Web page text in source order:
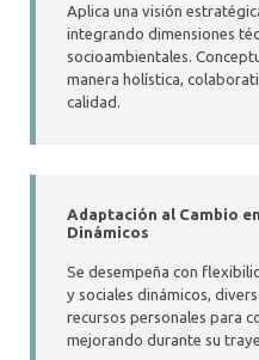
Aplica una visión
integrando dimensiones
socioambientales.
manera holística,
calidad.
Adaptación al Cambio
Dinámicos
Se desempeña con
y sociales dinámicos,
recursos personales para
mejorando durante su